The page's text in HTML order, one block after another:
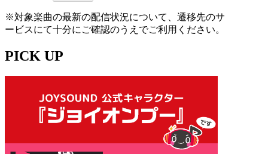
※対象楽曲の最新の配信状況について、遷移先のサ
ービスにて十分にご確認のうえでご利用ください。
PICK UP